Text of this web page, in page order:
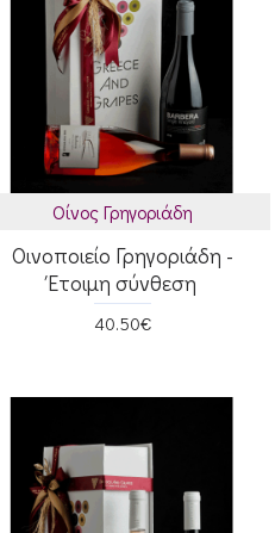
Οίνος Γρηγοριάδη
Οινοποιείο Γρηγοριάδη -
Έτοιμη σύνθεση
40.50€